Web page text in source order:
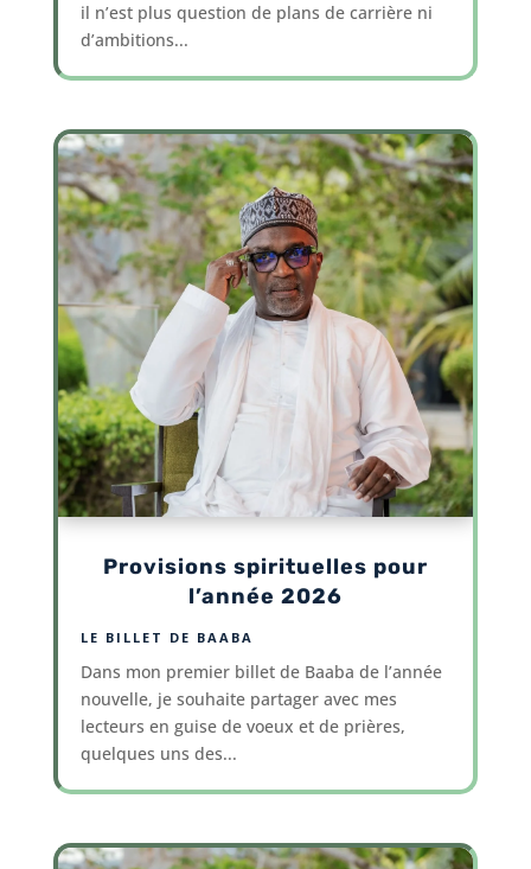
il n’est plus question de plans de carrière ni
d’ambitions...
Provisions spirituelles pour
l’année 2026
LE BILLET DE BAABA
Dans mon premier billet de Baaba de l’année
nouvelle, je souhaite partager avec mes
lecteurs en guise de voeux et de prières,
quelques uns des...